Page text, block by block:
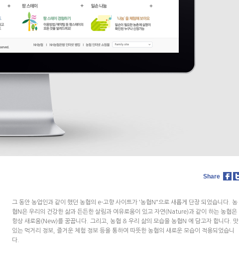
Share
그 동안 농업인과 같이 했던 농협의 e-고향 사이트가 '농협N"으로 새롭게 단장 되었습니다. 농
협N은 우리의 건강한 삶과 든든한 살림과 여유로움이 있고 자연(Nature)과 같이 하는 농협은
항상 새로움(New)를 꿈꿉니다. 그리고, 농협 & 우리 삶의 모습을 농협N 에 담고자 합니다. 맛
있는 먹거리 정보, 즐거운 체험 정보 등을 통하여 따뜻한 농협의 새로운 모습이 적용되었습니
다.